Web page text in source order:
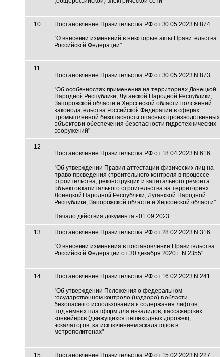
10 Постановление Правительства РФ от 30.05.2023 N 874
"О внесении изменений в некоторые акты Правительства
Российской Федерации"
11
Постановление Правительства РФ от 30.05.2023 N 873
"Об особенностях применения на территориях Донецкой
Народной Республики, Луганской Народной Республики,
Запорожской области и Херсонской области положений
законодательства Российской Федерации в сферах
промышленной безопасности опасных производственных
объектов и обеспечения безопасности гидротехнических
сооружений"
12
Постановление Правительства РФ от 18.04.2023 N 616
"Об утверждении Правил аттестации физических лиц на
право проведения строительного контроля в процессе
строительства, реконструкции и капитального ремонта
объектов капитального строительства на территориях
Донецкой Народной Республики, Луганской Народной
Республики, Запорожской области и Херсонской области"
Начало действия документа - 01.09.2023.
13 Постановление Правительства РФ от 28.02.2023 N 316
"О внесении изменения в постановление Правительства
Российской Федерации от 30 декабря 2020 г. N 2355"
14 Постановление Правительства РФ от 16.02.2023 N 241
"Об утверждении Положения о федеральном
государственном контроле (надзоре) в области
безопасного использования и содержания лифтов,
подъемных платформ для инвалидов, пассажирских
конвейеров (движущихся пешеходных дорожек),
эскалаторов, за исключением эскалаторов в
метрополитенах"
15 Постановление Правительства РФ от 15.02.2023 N 227